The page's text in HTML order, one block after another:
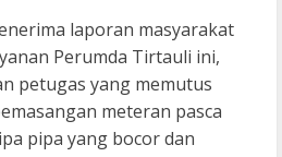
laporan masyarakat
Perumda Tirtauli ini,
petugas yang memutus
meteran pasca
pipa yang bocor dan